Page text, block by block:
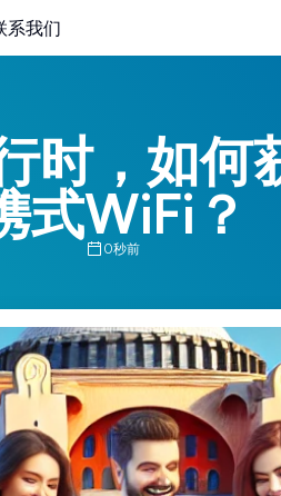
系我们
时，如何
式WiFi？
0秒前